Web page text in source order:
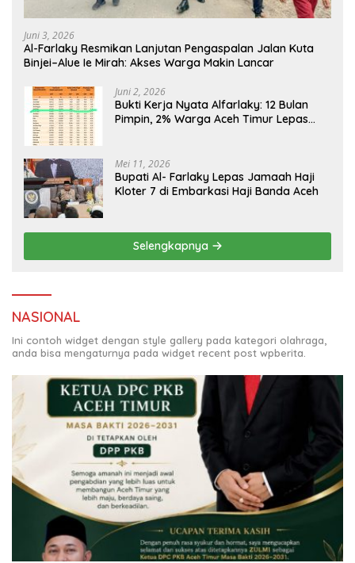
Juni 3, 2026
Al-Farlaky Resmikan Lanjutan Pengaspalan Jalan Kuta
Binjei–Alue Ie Mirah: Akses Warga Makin Lancar
Juni 2, 2026
Bukti Kerja Nyata Alfarlaky: 12 Bulan
Pimpin, 2% Warga Aceh Timur Lepas
Mei 11, 2026
Bupati Al- Farlaky Lepas Jamaah Haji
Kloter 7 di Embarkasi Haji Banda Aceh
Selengkapnya
NASIONAL
Ini contoh widget dengan style gallery pada kategori olahraga,
anda bisa mengaturnya pada widget recent post wpberita.